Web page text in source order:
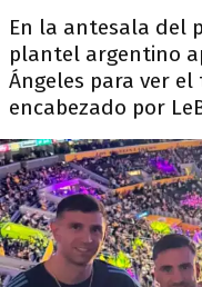
En la antesala del
plantel argentino
Ángeles para ver
encabezado por